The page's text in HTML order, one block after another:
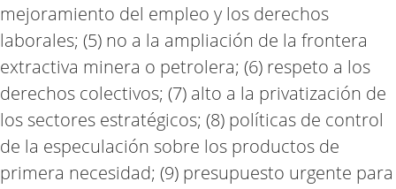
mejoramiento del empleo y los derechos
laborales; (5) no a la ampliación de la frontera
extractiva minera o petrolera; (6) respeto a los
derechos colectivos; (7) alto a la privatización de
los sectores estratégicos; (8) políticas de control
de la especulación sobre los productos de
primera necesidad; (9) presupuesto urgente para